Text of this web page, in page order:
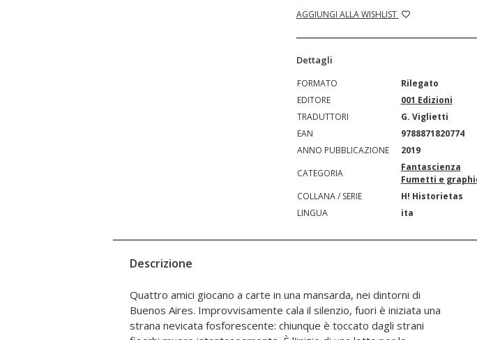
AGGIUNGI ALLA WISHLIST
Dettagli
FORMATO
Rilegato
EDITORE
001 Edizioni
TRADUTTORI
G. Viglietti
EAN
9788871820774
ANNO PUBBLICAZIONE
2019
CATEGORIA
Fantascienza
Fumetti e
COLLANA / SERIE
H! Historietas
LINGUA
ita
Descrizione
Quattro amici giocano a carte in una mansarda, nei dintorni di
Buenos Aires. Improvvisamente cala il silenzio, fuori è iniziata una
strana nevicata fosforescente: chiunque è toccato dagli strani
sopravvivenza contro una terribile invasione aliena. L'Eternauta, il
fumetto capolavoro di Héctor Germón Oesterheld e Francisco
Salano López, nella sua edizione definitiva con le immagini